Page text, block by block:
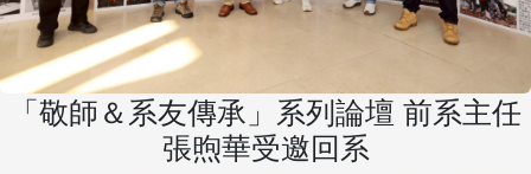
「敬師＆系友傳承」系列論壇 前系主任
張煦華受邀回系